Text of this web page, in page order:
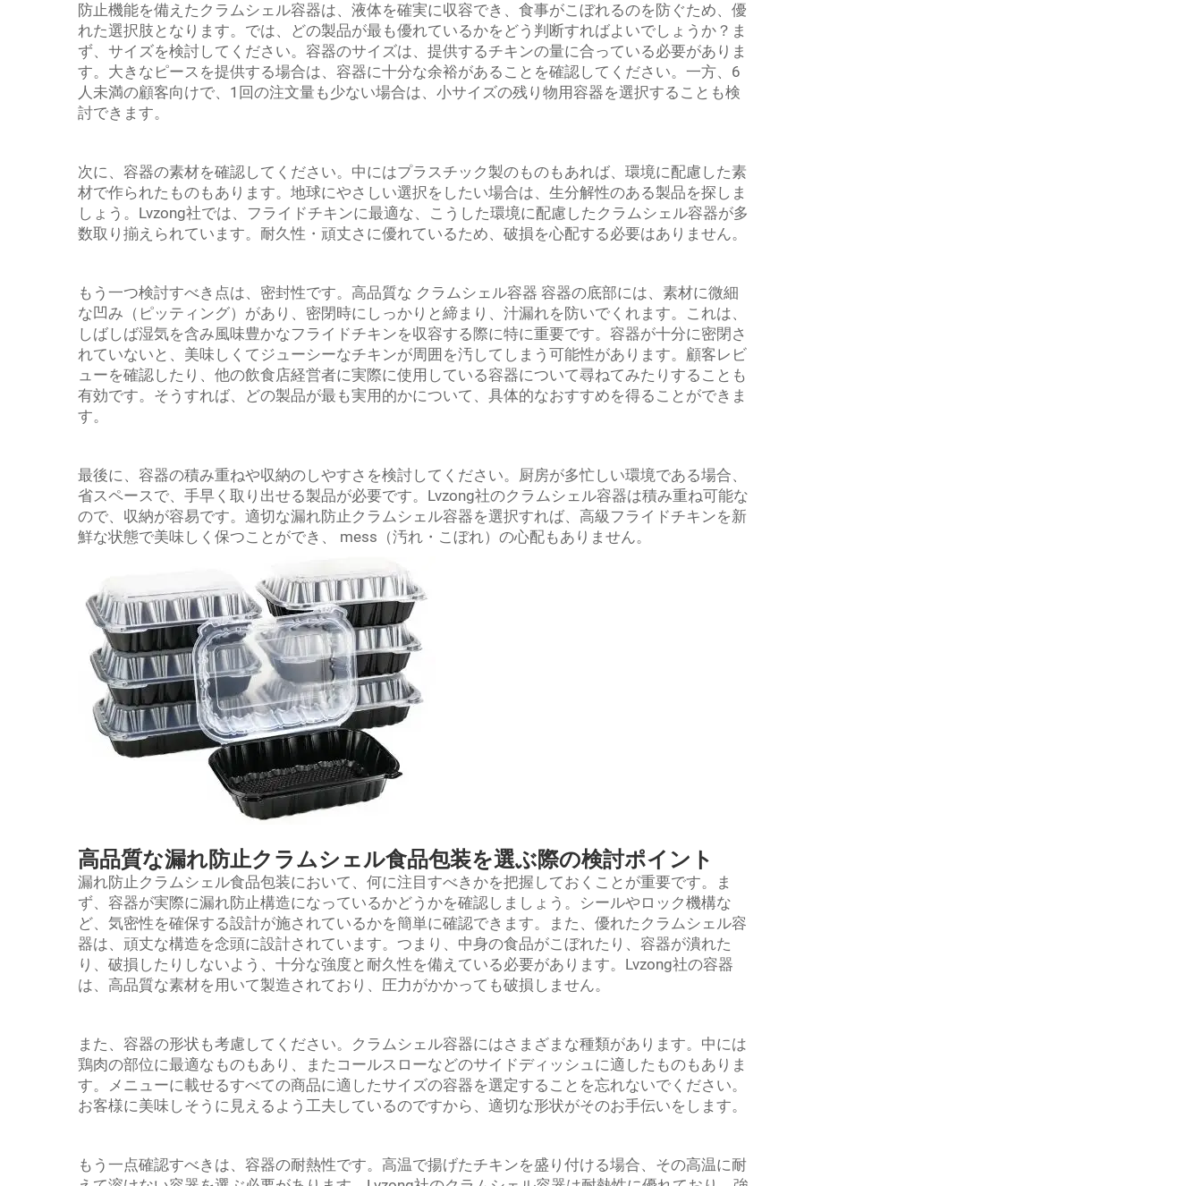
防止機能を備えたクラムシェル容器は、液体を確実に収容でき、食事がこぼれるのを防ぐため、優
れた選択肢となります。では、どの製品が最も優れているかをどう判断すればよいでしょうか？ま
ず、サイズを検討してください。容器のサイズは、提供するチキンの量に合っている必要がありま
す。大きなピースを提供する場合は、容器に十分な余裕があることを確認してください。一方、6
人未満の顧客向けで、1回の注文量も少ない場合は、小サイズの残り物用容器を選択することも検
討できます。
次に、容器の素材を確認してください。中にはプラスチック製のものもあれば、環境に配慮した素
材で作られたものもあります。地球にやさしい選択をしたい場合は、生分解性のある製品を探しま
しょう。Lvzong社では、フライドチキンに最適な、こうした環境に配慮したクラムシェル容器が多
数取り揃えられています。耐久性・頑丈さに優れているため、破損を心配する必要はありません。
もう一つ検討すべき点は、密封性です。高品質な クラムシェル容器 容器の底部には、素材に微細
な凹み（ピッティング）があり、密閉時にしっかりと締まり、汁漏れを防いでくれます。これは、
しばしば湿気を含み風味豊かなフライドチキンを収容する際に特に重要です。容器が十分に密閉さ
れていないと、美味しくてジューシーなチキンが周囲を汚してしまう可能性があります。顧客レビ
ューを確認したり、他の飲食店経営者に実際に使用している容器について尋ねてみたりすることも
有効です。そうすれば、どの製品が最も実用的かについて、具体的なおすすめを得ることができま
す。
最後に、容器の積み重ねや収納のしやすさを検討してください。厨房が多忙しい環境である場合、
省スペースで、手早く取り出せる製品が必要です。Lvzong社のクラムシェル容器は積み重ね可能な
ので、収納が容易です。適切な漏れ防止クラムシェル容器を選択すれば、高級フライドチキンを新
鮮な状態で美味しく保つことができ、 mess（汚れ・こぼれ）の心配もありません。
高品質な漏れ防止クラムシェル食品包装を選ぶ際の検討ポイント
漏れ防止クラムシェル食品包装において、何に注目すべきかを把握しておくことが重要です。ま
ず、容器が実際に漏れ防止構造になっているかどうかを確認しましょう。シールやロック機構な
ど、気密性を確保する設計が施されているかを簡単に確認できます。また、優れたクラムシェル容
器は、頑丈な構造を念頭に設計されています。つまり、中身の食品がこぼれたり、容器が潰れた
り、破損したりしないよう、十分な強度と耐久性を備えている必要があります。Lvzong社の容器
は、高品質な素材を用いて製造されており、圧力がかかっても破損しません。
また、容器の形状も考慮してください。クラムシェル容器にはさまざまな種類があります。中には
鶏肉の部位に最適なものもあり、またコールスローなどのサイドディッシュに適したものもありま
す。メニューに載せるすべての商品に適したサイズの容器を選定することを忘れないでください。
お客様に美味しそうに見えるよう工夫しているのですから、適切な形状がそのお手伝いをします。
もう一点確認すべきは、容器の耐熱性です。高温で揚げたチキンを盛り付ける場合、その高温に耐